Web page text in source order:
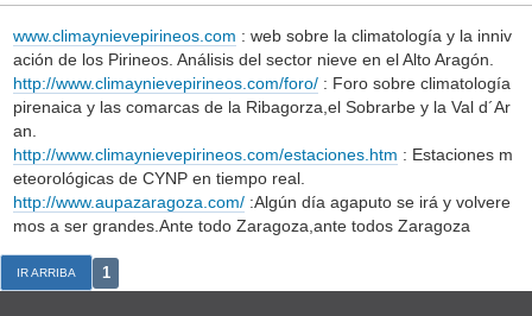
www.climaynievepirineos.com : web sobre la climatología y la inniv
ación de los Pirineos. Análisis del sector nieve en el Alto Aragón.
http://www.climaynievepirineos.com/foro/: Foro sobre climatología
pirenaica y las comarcas de la Ribagorza,el Sobrarbe y la Val d´Ar
an.
http://www.climaynievepirineos.com/estaciones.htm : Estaciones m
eteorológicas de CYNP en tiempo real.
http://www.aupazaragoza.com/:Algún día agaputo se irá y volvere
mos a ser grandes.Ante todo Zaragoza,ante todos Zaragoza
IR ARRIBA 1